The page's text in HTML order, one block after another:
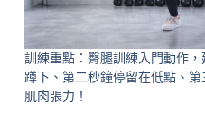
訓練重點：臀腿訓練入門動作
蹲下、第二秒鐘停留在低點、
肌肉張力！